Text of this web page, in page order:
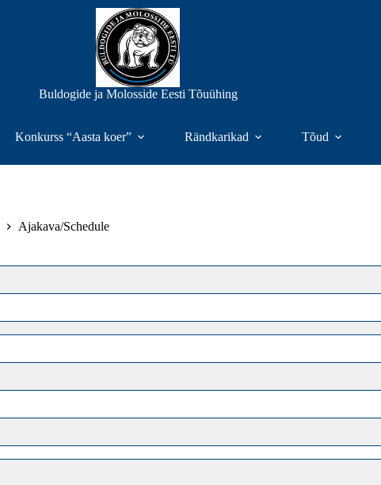
Buldogide ja Molosside Eesti Tõuühing
Konkurss “Aasta koer” Rändkarikad Tõud
Ajakava/Schedule